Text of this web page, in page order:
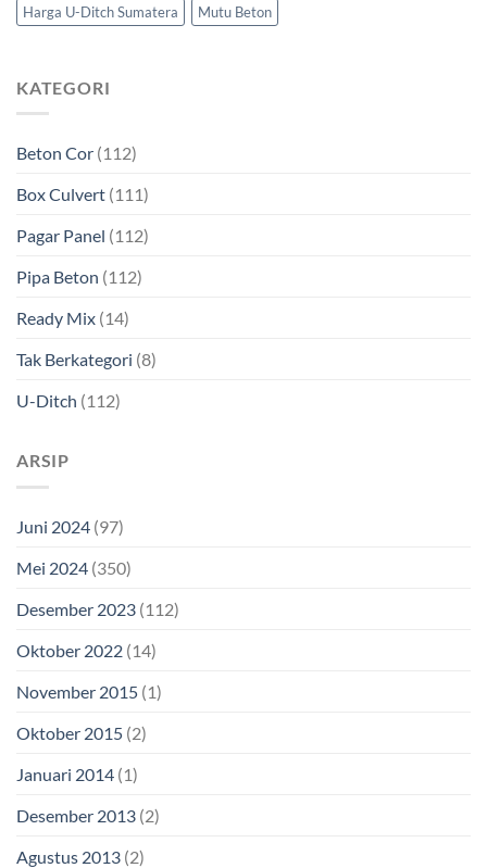
Harga U-Ditch Sumatera
Mutu Beton
KATEGORI
Beton Cor (112)
Box Culvert (111)
Pagar Panel (112)
Pipa Beton (112)
Ready Mix (14)
Tak Berkategori (8)
U-Ditch (112)
ARSIP
Juni 2024 (97)
Mei 2024 (350)
Desember 2023 (112)
Oktober 2022 (14)
November 2015 (1)
Oktober 2015 (2)
Januari 2014 (1)
Desember 2013 (2)
Agustus 2013 (2)